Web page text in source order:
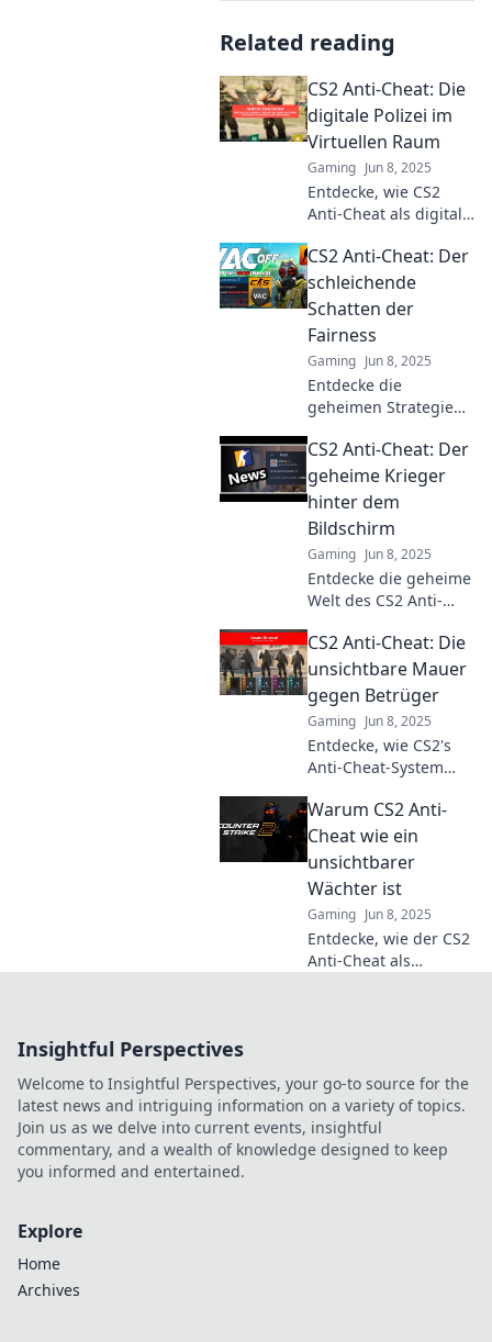
Related reading
CS2 Anti-Cheat: Die
digitale Polizei im
Virtuellen Raum
Gaming Jun 8, 2025
Entdecke, wie CS2
Anti-Cheat als digitale
agiert und Cheater
aus dem virtuellen
Raum entfernt – für
ein faires Spiel!
CS2 Anti-Cheat: Der
schleichende
Schatten der
Fairness
Gaming Jun 8, 2025
Entdecke die
geheimen Strategien
und wie sie die
Fairness im Spiel neu
definieren. Sei bereit
für die Enthüllungen!
CS2 Anti-Cheat: Der
geheime Krieger
hinter dem
Bildschirm
Gaming Jun 8, 2025
Entdecke die geheime
Welt des CS2 Anti-
unsichtbare Krieger
das Spiel fair halten
und Betrug stoppen!
CS2 Anti-Cheat: Die
unsichtbare Mauer
gegen Betrüger
Gaming Jun 8, 2025
Entdecke, wie CS2's
Anti-Cheat-System
Lerne die unsichtbare
Mauer kennen, die für
fairen Spielspaß
sorgt!
Warum CS2 Anti-
Cheat wie ein
unsichtbarer
Wächter ist
Gaming Jun 8, 2025
Entdecke, wie der CS2
Anti-Cheat als
Insightful Perspectives
Welcome to Insightful Perspectives, your go-to source for the
latest news and intriguing information on a variety of topics.
Join us as we delve into current events, insightful
commentary, and a wealth of knowledge designed to keep
you informed and entertained.
Explore
Home
Archives